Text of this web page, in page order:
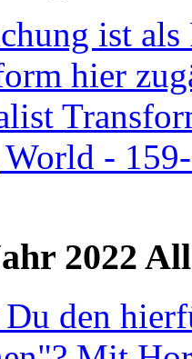
ist
hier
-
2022
den